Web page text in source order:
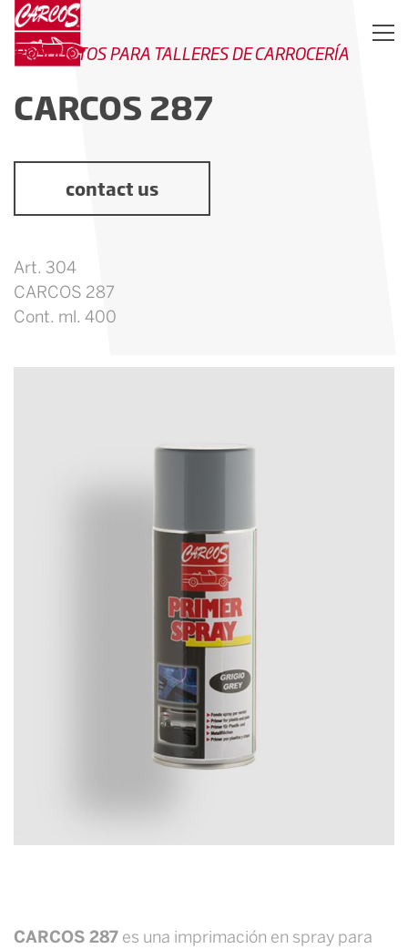
PRODUCTOS PARA TALLERES DE CARROCERÍA
CARCOS 287
contact us
Art. 304
CARCOS 287
Cont. ml. 400
CARCOS 287 es una imprimación en spray para